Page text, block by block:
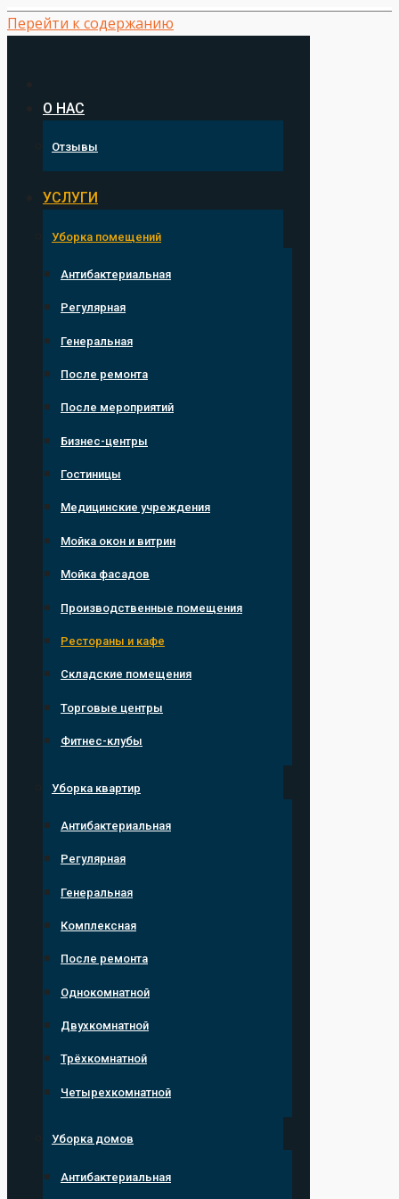
Перейти к содержанию
О НАС
Отзывы
УСЛУГИ
Уборка помещений
Антибактериальная
Регулярная
Генеральная
После ремонта
После мероприятий
Бизнес-центры
Гостиницы
Медицинские учреждения
Мойка окон и витрин
Мойка фасадов
Производственные помещения
Рестораны и кафе
Складские помещения
Торговые центры
Фитнес-клубы
Уборка квартир
Антибактериальная
Регулярная
Генеральная
Комплексная
После ремонта
Однокомнатной
Двухкомнатной
Трёхкомнатной
Четырехкомнатной
Уборка домов
Антибактериальная